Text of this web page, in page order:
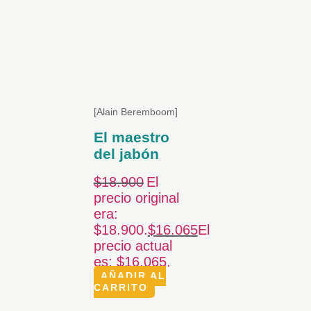
[Alain Beremboom]
El maestro
del jabón
$18.900 El
precio original
era:
$18.900.$16.065El
precio actual
es: $16.065.
AÑADIR AL
CARRITO